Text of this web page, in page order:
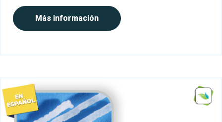
Más información